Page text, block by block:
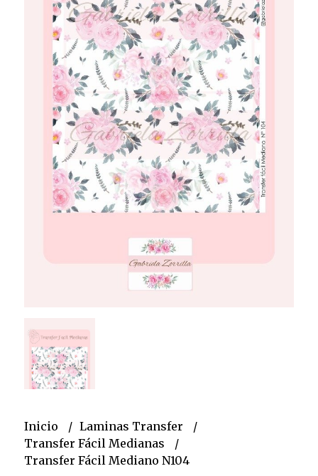
Inicio
Laminas Transfer
Transfer Fácil Medianas
Transfer Fácil Mediano N104